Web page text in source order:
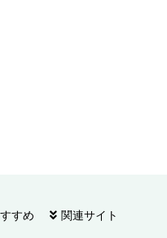
すめ 関連サイト